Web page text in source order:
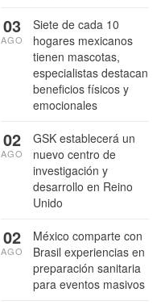
Siete de cada 10
hogares mexicanos
tienen mascotas,
especialistas destacan
beneficios físicos y
emocionales
03
AGO
GSK establecerá un
nuevo centro de
investigación y
desarrollo en Reino
Unido
02
AGO
México comparte con
Brasil experiencias en
preparación sanitaria
para eventos masivos
02
AGO